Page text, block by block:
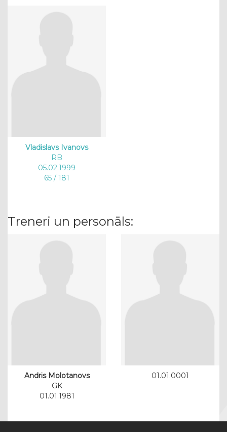
Vladislavs Ivanovs
RB
05.02.1999
65 / 181
Treneri un personāls:
Andris Molotanovs
GK
01.01.1981
01.01.0001